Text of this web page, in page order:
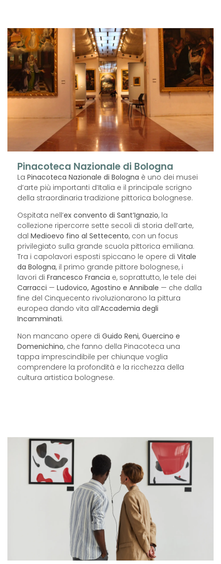
Pinacoteca Nazionale di Bologna
La Pinacoteca Nazionale di Bologna è uno dei musei
d’arte più importanti d’Italia e il principale scrigno
della straordinaria tradizione pittorica bolognese.
Ospitata nell’ex convento di Sant’Ignazio, la
collezione ripercorre sette secoli di storia dell’arte,
dal Medioevo fino al Settecento, con un focus
privilegiato sulla grande scuola pittorica emiliana.
Tra i capolavori esposti spiccano le opere di Vitale
da Bologna, il primo grande pittore bolognese, i
lavori di Francesco Francia e, soprattutto, le tele dei
Carracci — Ludovico, Agostino e Annibale — che dalla
fine del Cinquecento rivoluzionarono la pittura
europea dando vita all’Accademia degli
Incamminati.
Non mancano opere di Guido Reni, Guercino e
Domenichino, che fanno della Pinacoteca una
tappa imprescindibile per chiunque voglia
comprendere la profondità e la ricchezza della
cultura artistica bolognese.